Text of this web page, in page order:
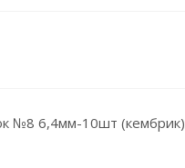
№8 6,4мм-10шт (кембрик)